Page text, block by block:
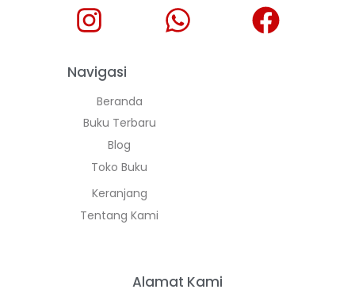
Navigasi
Beranda
Buku Terbaru
Blog
Toko Buku
Keranjang
Tentang Kami
Alamat Kami